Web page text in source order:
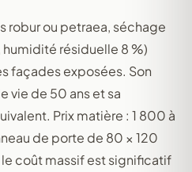
robur ou petraea, séchage
résiduelle 8 %)
façades exposées. Son
vie de 50 ans et sa
Prix matière : 1 800 à
de porte de 80 × 120
coût massif est significatif